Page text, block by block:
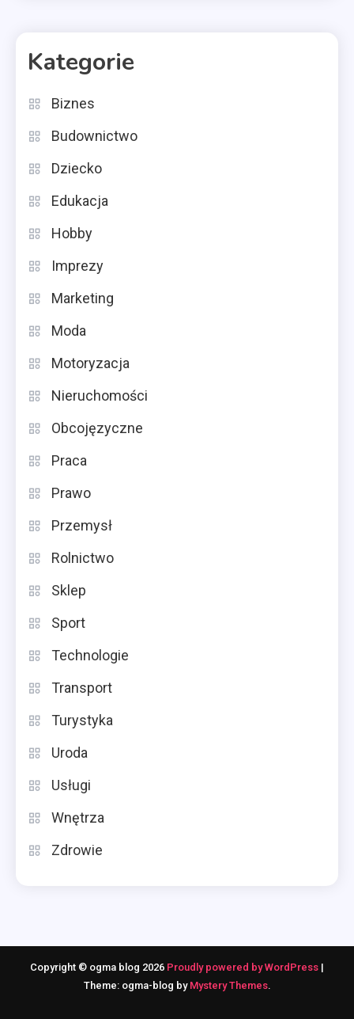
Kategorie
Biznes
Budownictwo
Dziecko
Edukacja
Hobby
Imprezy
Marketing
Moda
Motoryzacja
Nieruchomości
Obcojęzyczne
Praca
Prawo
Przemysł
Rolnictwo
Sklep
Sport
Technologie
Transport
Turystyka
Uroda
Usługi
Wnętrza
Zdrowie
Copyright © ogma blog 2026 Proudly powered by WordPress |
Theme: ogma-blog by Mystery Themes.